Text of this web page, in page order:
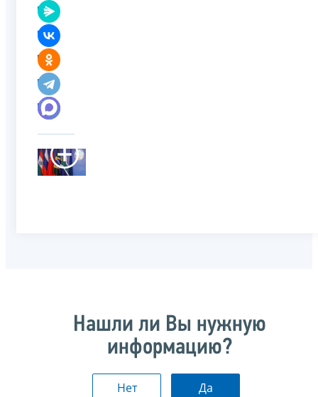
Нашли ли Вы нужную
информацию?
Нет Да